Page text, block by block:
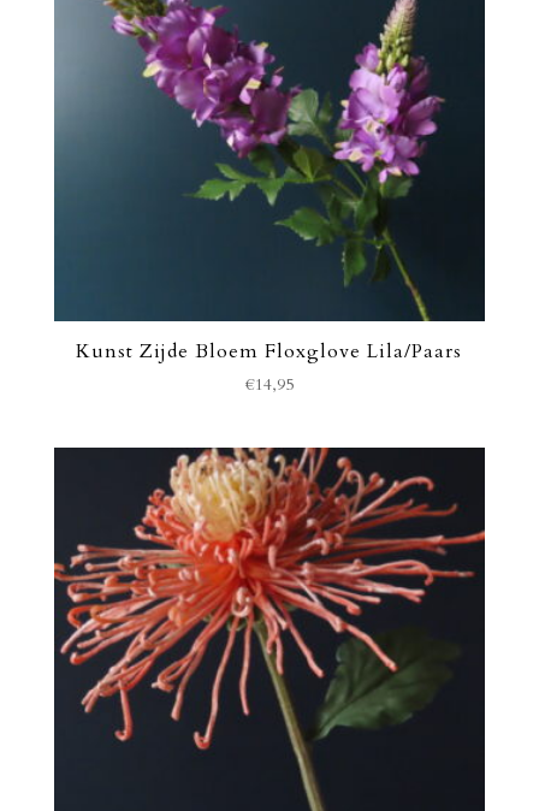
Kunst Zijde Bloem Floxglove Lila/Paars
€14,95